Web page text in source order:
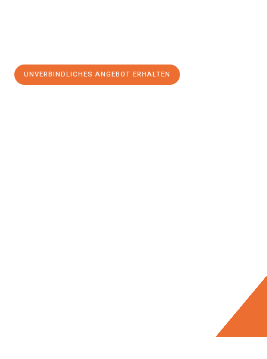
UNVERBINDLICHES ANGEBOT ERHALTEN